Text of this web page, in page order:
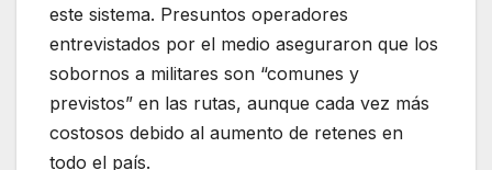
este sistema. Presuntos operadores
entrevistados por el medio aseguraron que los
sobornos a militares son “comunes y
previstos” en las rutas, aunque cada vez más
costosos debido al aumento de retenes en
todo el país.